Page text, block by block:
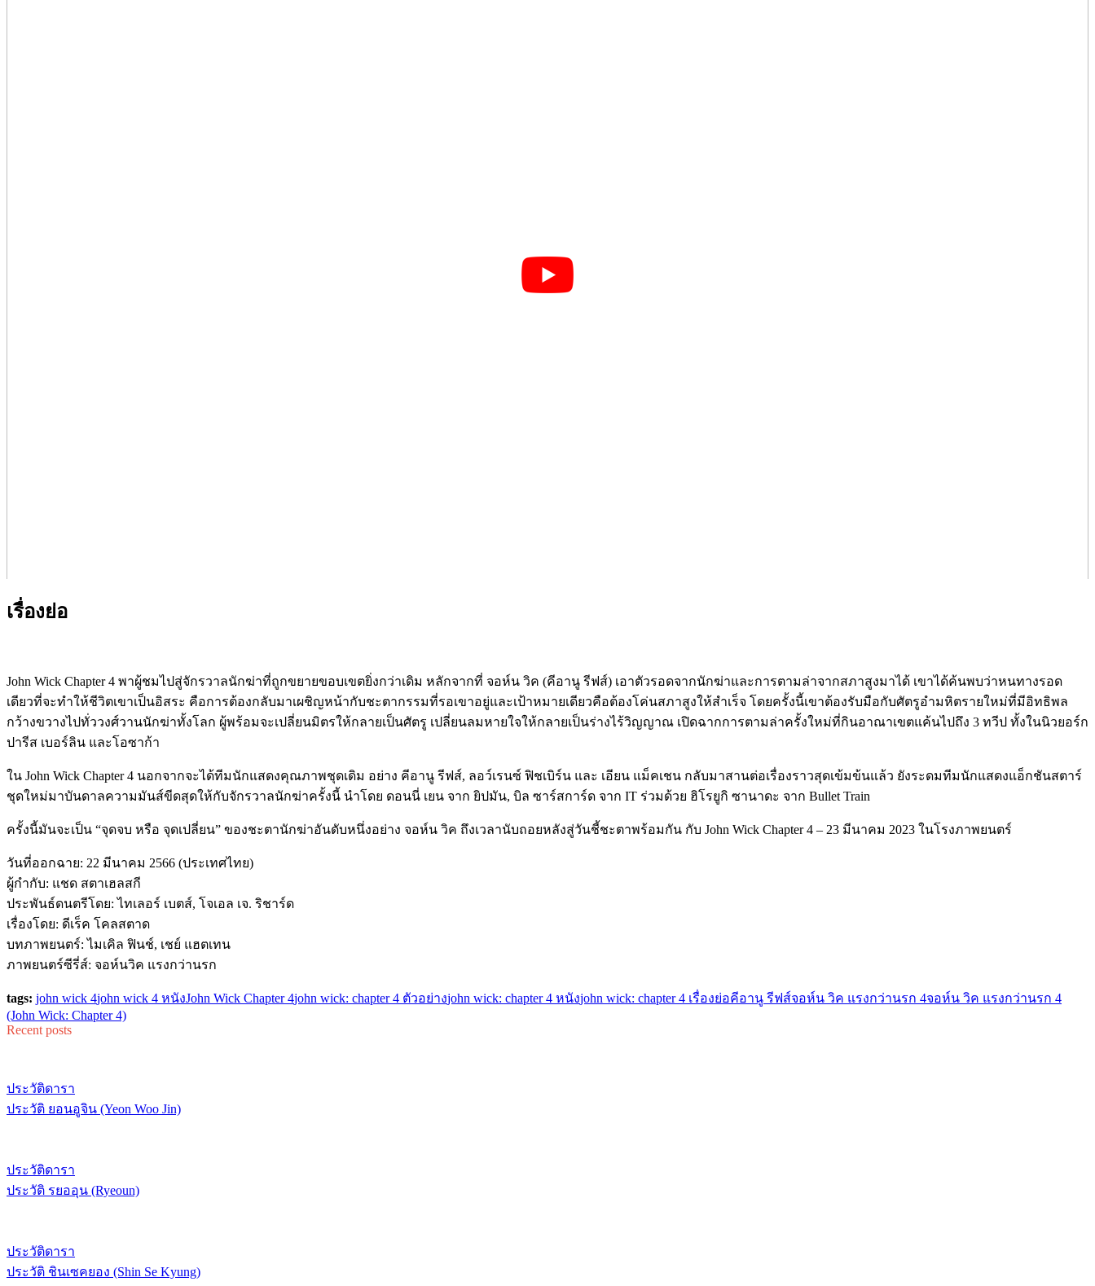
เรื่องย่อ
John Wick Chapter 4 พาผู้ชมไปสู่จักรวาลนักฆ่าที่ถูกขยายขอบเขตยิ่งกว่าเดิม หลักจากที่ จอห์น วิค (คีอานู รีฟส์) เอาตัวรอดจากนักฆ่าและการตามล่าจากสภาสูงมาได้ เขาได้ค้นพบว่าหนทางรอด
เดียวที่จะทำให้ชีวิตเขาเป็นอิสระ คือการต้องกลับมาเผชิญหน้ากับชะตากรรมที่รอเขาอยู่และเป้าหมายเดียวคือต้องโค่นสภาสูงให้สำเร็จ โดยครั้งนี้เขาต้องรับมือกับศัตรูอำมหิตรายใหม่ที่มีอิทธิพล
กว้างขวางไปทั่ววงศ์วานนักฆ่าทั้งโลก ผู้พร้อมจะเปลี่ยนมิตรให้กลายเป็นศัตรู เปลี่ยนลมหายใจให้กลายเป็นร่างไร้วิญญาณ เปิดฉากการตามล่าครั้งใหม่ที่กินอาณาเขตแค้นไปถึง 3 ทวีป ทั้งในนิวยอร์ก
ปารีส เบอร์ลิน และโอซาก้า
ใน John Wick Chapter 4 นอกจากจะได้ทีมนักแสดงคุณภาพชุดเดิม อย่าง คีอานู รีฟส์, ลอว์เรนซ์ ฟิชเบิร์น และ เอียน แม็คเชน กลับมาสานต่อเรื่องราวสุดเข้มข้นแล้ว ยังระดมทีมนักแสดงแอ็กชันสตาร์
ชุดใหม่มาบันดาลความมันส์ขีดสุดให้กับจักรวาลนักฆ่าครั้งนี้ นำโดย ดอนนี่ เยน จาก ยิปมัน, บิล ซาร์สการ์ด จาก IT ร่วมด้วย ฮิโรยูกิ ซานาดะ จาก Bullet Train
ครั้งนี้มันจะเป็น “จุดจบ หรือ จุดเปลี่ยน” ของชะตานักฆ่าอันดับหนึ่งอย่าง จอห์น วิค ถึงเวลานับถอยหลังสู่วันชี้ชะตาพร้อมกัน กับ John Wick Chapter 4 – 23 มีนาคม 2023 ในโรงภาพยนตร์
วันที่ออกฉาย: 22 มีนาคม 2566 (ประเทศไทย)
ผู้กำกับ: แชด สตาเฮลสกี
ประพันธ์ดนตรีโดย: ไทเลอร์ เบตส์, โจเอล เจ. ริชาร์ด
เรื่องโดย: ดีเร็ค โคลสตาด
บทภาพยนตร์: ไมเคิล ฟินช์, เชย์ แฮตเทน
ภาพยนตร์ซีรี่ส์: จอห์นวิค แรงกว่านรก
tags: john wick 4john wick 4 หนังJohn Wick Chapter 4john wick: chapter 4 ตัวอย่างjohn wick: chapter 4 หนังjohn wick: chapter 4 เรื่องย่อคีอานู รีฟส์จอห์น วิค แรงกว่านรก 4จอห์น วิค แรงกว่านรก 4
(John Wick: Chapter 4)
Recent posts
ประวัติดารา
ประวัติ ยอนอูจิน (Yeon Woo Jin)
ประวัติดารา
ประวัติ รยออุน (Ryeoun)
ประวัติดารา
ประวัติ ชินเซคยอง (Shin Se Kyung)